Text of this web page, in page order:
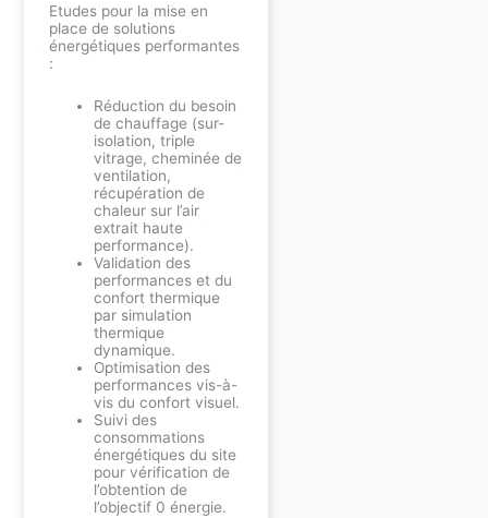
Etudes pour la mise en
place de solutions
énergétiques performantes
:
Réduction du besoin
de chauffage (sur-
isolation, triple
vitrage, cheminée de
ventilation,
récupération de
chaleur sur l’air
extrait haute
performance).
Validation des
performances et du
confort thermique
par simulation
thermique
dynamique.
Optimisation des
performances vis-à-
vis du confort visuel.
Suivi des
consommations
énergétiques du site
pour vérification de
l’obtention de
l’objectif 0 énergie.